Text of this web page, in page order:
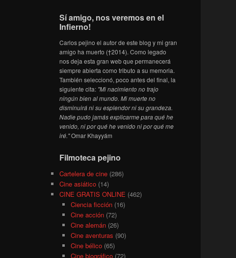
Sí amigo, nos veremos en el
Infierno!
Carlos pejino el autor de este blog y mi gran
amigo ha muerto (†2014). Como legado
nos deja esta gran web que permanecerá
siempre abierta como tributo a su memoria.
También seleccionó, poco antes del final, la
siguiente cita: "Mi nacimiento no trajo
ningún bien al mundo. Mi muerte no
disminuirá ni su esplendor ni su grandeza.
Nadie pudo jamás explicarme para qué he
venido, ni por qué he venido ni por qué me
iré."Omar Khayyám
Filmoteca pejino
Cartelera de cine (286)
Cine asiático (14)
CINE GRATIS ONLINE (462)
Ciencia ficción(16)
Cine acción(72)
Cine alemán(26)
Cine aventuras (90)
Cine bélico(65)
Cine biográfico(72)